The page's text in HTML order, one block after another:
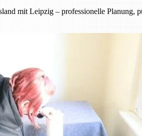
mit Leipzig – professionelle Planung,